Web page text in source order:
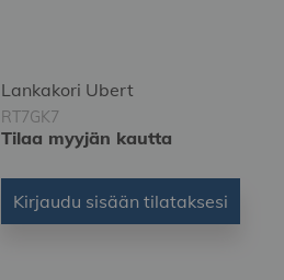
Lankakori Ubert
RT7GK7
Tilaa myyjän kautta
Kirjaudu sisään tilataksesi